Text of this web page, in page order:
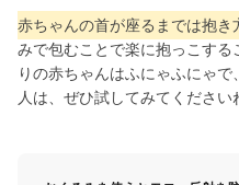
赤ちゃんの首が座るまでは抱き
みで包むことで楽に抱っこす
りの赤ちゃんはふにゃふにゃ
人は、ぜひ試してみてください